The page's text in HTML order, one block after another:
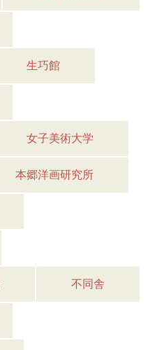
生巧館
女子美術大学
本郷洋画研究所
不同舎